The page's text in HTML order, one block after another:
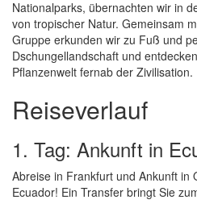
Nationalparks, übernachten wir in
von tropischer Natur. Gemeinsam
Gruppe erkunden wir zu Fuß und
Dschungellandschaft und
Pflanzenwelt fernab der Zivilisation.
Reiseverlauf
1. Tag: Ankunft in
Abreise in Frankfurt und Ankunft in
Ecuador! Ein Transfer bringt Sie